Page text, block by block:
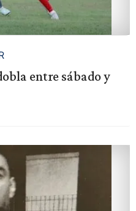
entre sábado y